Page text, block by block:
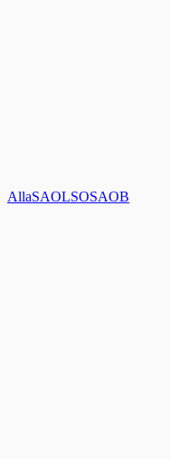
AllaSAOLSOSAOB